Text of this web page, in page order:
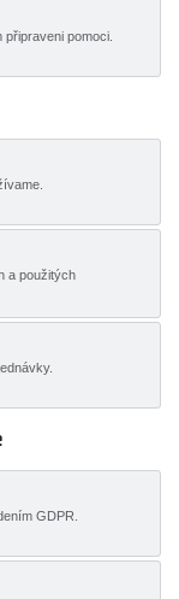
pomoci.
a použitých
GDPR.